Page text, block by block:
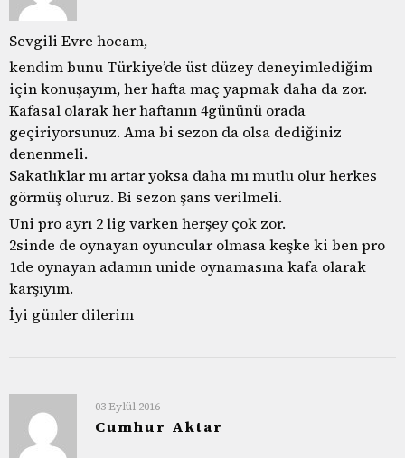
Sevgili Evre hocam,
kendim bunu Türkiye’de üst düzey deneyimlediğim
için konuşayım, her hafta maç yapmak daha da zor.
Kafasal olarak her haftanın 4gününü orada
geçiriyorsunuz. Ama bi sezon da olsa dediğiniz
denenmeli.
Sakatlıklar mı artar yoksa daha mı mutlu olur herkes
görmüş oluruz. Bi sezon şans verilmeli.
Uni pro ayrı 2 lig varken herşey çok zor.
2sinde de oynayan oyuncular olmasa keşke ki ben pro
1de oynayan adamın unide oynamasına kafa olarak
karşıyım.
İyi günler dilerim
03 Eylül 2016
Cumhur Aktar